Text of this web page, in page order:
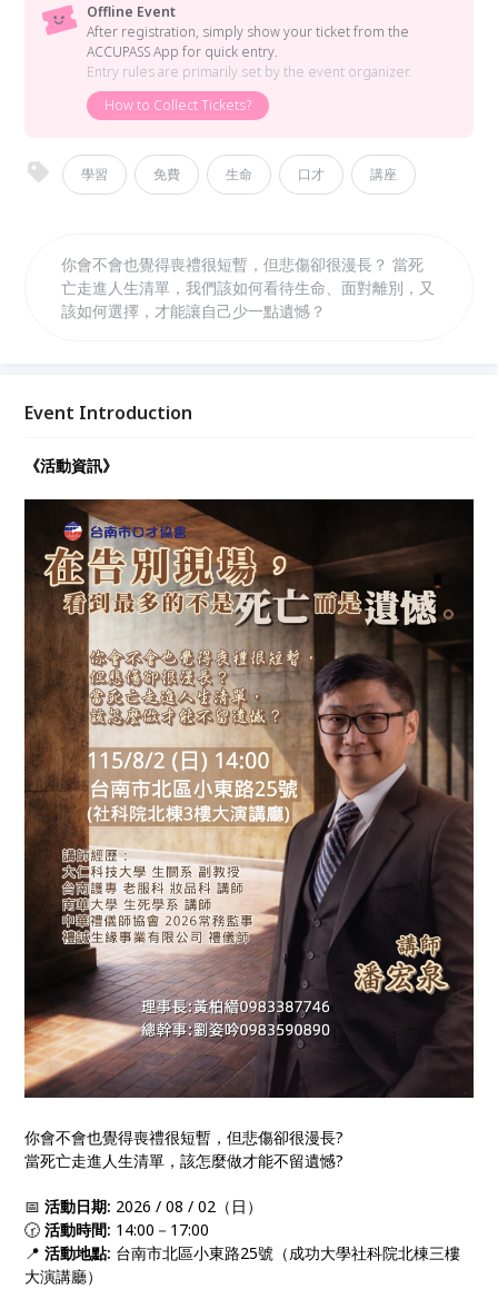
Offline Event
After registration, simply show your ticket from the
ACCUPASS App for quick entry.
Entry rules are primarily set by the event organizer.
How to Collect Tickets?
學習 免費 生命 口才 講座
你會不會也覺得喪禮很短暫，但悲傷卻很漫長？ 當死
亡走進人生清單，我們該如何看待生命、面對離別，又
該如何選擇，才能讓自己少一點遺憾？
Event Introduction
《活動資訊》
你會不會也覺得喪禮很短暫，但悲傷卻很漫長?
當死亡走進人生清單，該怎麼做才能不留遺憾?
📅活動日期: 2026 / 08 / 02（日）
🕝活動時間: 14:00－17:00
📍活動地點: 台南市北區小東路25號（成功大學社科院北棟三樓
大演講廳）